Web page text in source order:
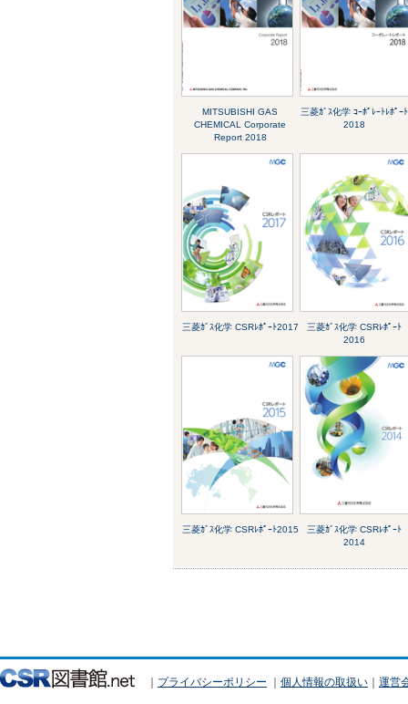
MITSUBISHI GAS
CHEMICAL Corporate
Report 2018
三菱ｶﾞｽ化学 ｺｰﾎﾟﾚｰﾄﾚﾎﾟｰﾄ
2018
三菱ｶﾞｽ化学 CSRﾚﾎﾟｰﾄ2017
三菱ｶﾞｽ化学 CSRﾚﾎﾟｰﾄ
2016
三菱ｶﾞｽ化学 CSRﾚﾎﾟｰﾄ2015
三菱ｶﾞｽ化学 CSRﾚﾎﾟｰﾄ
2014
｜ プライバシーポリシー ｜ 個人情報の取扱い ｜ 運営